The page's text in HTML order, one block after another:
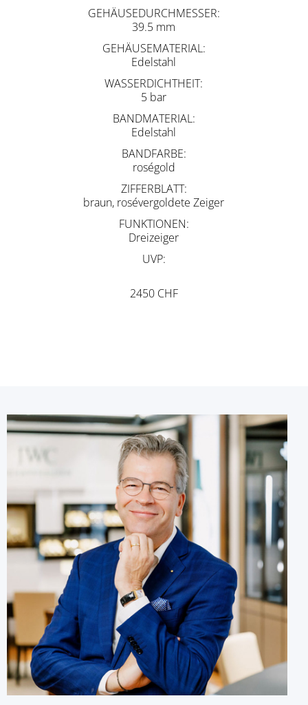
GEHÄUSEDURCHMESSER
39.5 mm
GEHÄUSEMATERIAL
Edelstahl
WASSERDICHTHEIT
5 bar
BANDMATERIAL
Edelstahl
BANDFARBE
roségold
ZIFFERBLATT
braun, rosévergoldete Zeiger
FUNKTIONEN
Dreizeiger
UVP
2450 CHF